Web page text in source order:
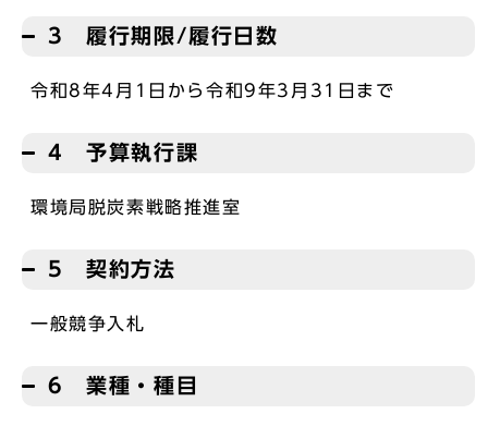
3 履行期限/履行日数
令和8年4月1日から令和9年3月31日まで
4 予算執行課
環境局脱炭素戦略推進室
5 契約方法
一般競争入札
6 業種・種目